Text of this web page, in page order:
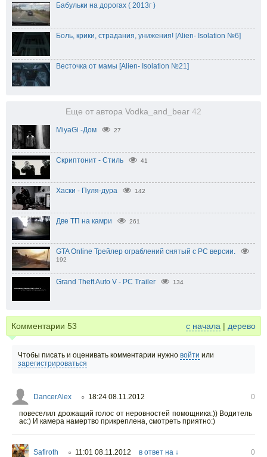
Бабульки на дорогах ( 2013г )
Боль, крики, страдания, унижения! [Alien- Isolation №6]
Весточка от мамы [Alien- Isolation №21]
Еще от автора Vodka_and_bear 42
MiyaGi -Дом 27
Скриптонит - Стиль 41
Хаски - Пуля-дура 142
Две ТП на камри 261
GTA Online Трейлер ограблений снятый с PC версии.
192
Grand Theft Auto V - PC Trailer 134
Комментарии 53 с начала | дерево
Чтобы писать и оценивать комментарии нужно войти или
зарегистрироваться
DancerAlex ○ 18:24 08.11.2012
0
повеселил дрожащий голос от неровностей помощника:)) Водитель
ас:) И камера намертво прикреплена, смотреть приятно:)
Safiroth ○ 11:01 08.11.2012 в ответ на ↓
0